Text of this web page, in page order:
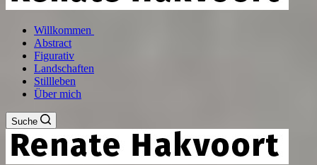
Willkommen
Abstract
Figurativ
Landschaften
Stillleben
Über mich
Suche